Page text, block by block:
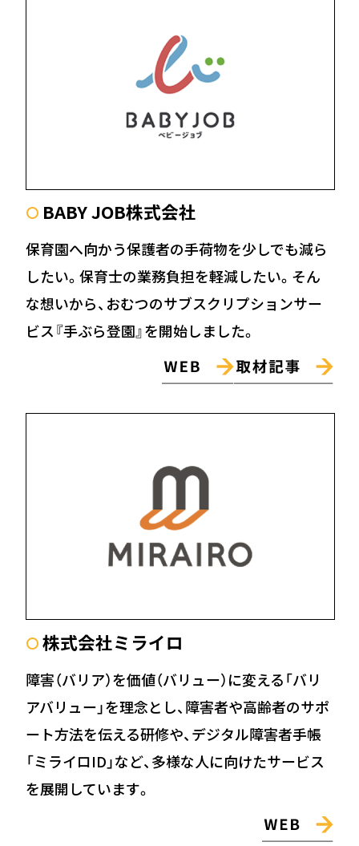
〇 BABY JOB株式会社
保育園へ向かう保護者の手荷物を少しでも減ら
したい。保育士の業務負担を軽減したい。そん
な想いから、おむつのサブスクリプションサー
ビス『手ぶら登園』を開始しました。
〇 株式会社ミライロ
障害（バリア）を価値（バリュー）に変える「バリ
アバリュー」を理念とし、障害者や高齢者のサポ
ート方法を伝える研修や、デジタル障害者手帳
「ミライロID」など、多様な人に向けたサービス
を展開しています。